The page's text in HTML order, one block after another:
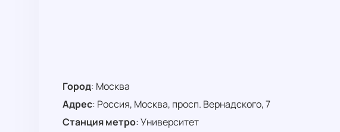
Город: Москва
Адрес: Россия, Москва, просп. Вернадского, 7
Станция метро:Университет